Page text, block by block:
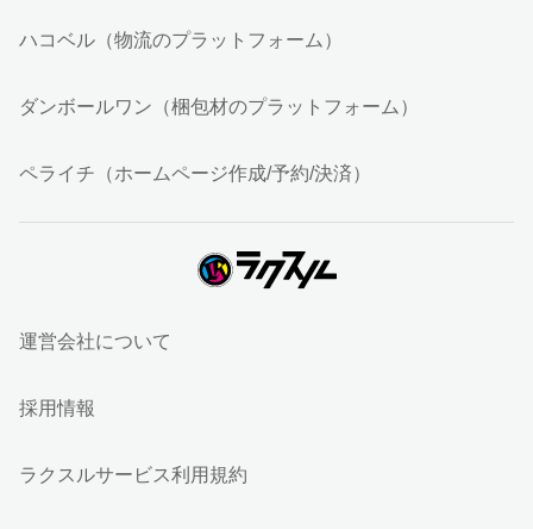
ハコベル（物流のプラットフォーム）
ダンボールワン（梱包材のプラットフォーム）
ペライチ（ホームページ作成/予約/決済）
運営会社について
採用情報
ラクスルサービス利用規約